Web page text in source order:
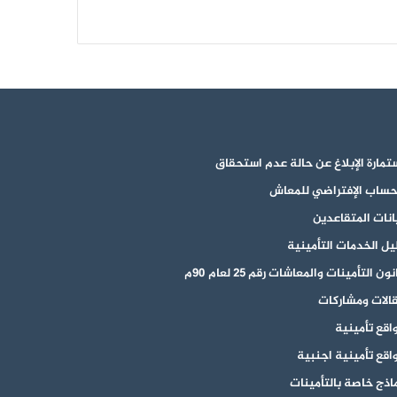
الإبلاغ عن حالة عدم استحقاق
الإفتراضي للمعاش
المتقاعدين
الخدمات التأمينية
التأمينات والمعاشات رقم 25 لعام 90م
ومشاركات
تأمينية
تأمينية اجنبية
خاصة بالتأمينات